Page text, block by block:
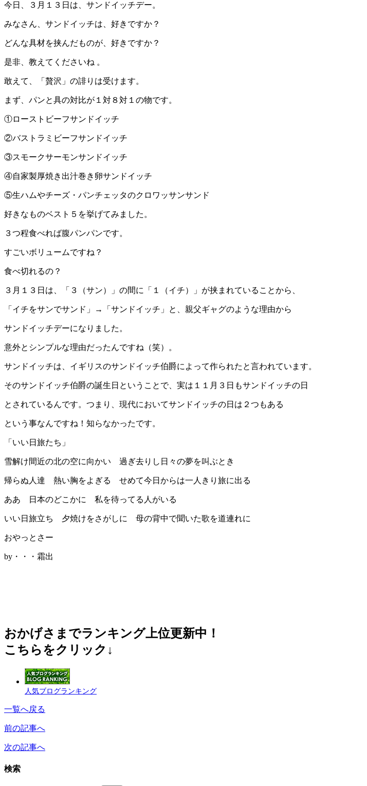
今日、３月１３日は、サンドイッチデー。
みなさん、サンドイッチは、好きですか？
どんな具材を挟んだものが、好きですか？
是非、教えてくださいね 。
敢えて、「贅沢」の誹りは受けます。
まず、パンと具の対比が１対８対１の物です。
①ローストビーフサンドイッチ
②バストラミビーフサンドイッチ
③スモークサーモンサンドイッチ
④自家製厚焼き出汁巻き卵サンドイッチ
⑤生ハムやチーズ・パンチェッタのクロワッサンサンド
好きなものベスト５を挙げてみました。
３つ程食べれば腹パンパンです。
すごいボリュームですね？
食べ切れるの？
３月１３日は、「３（サン）」の間に「１（イチ）」が挟まれていることから、
「イチをサンでサンド」→「サンドイッチ」と、親父ギャグのような理由から
サンドイッチデーになりました。
意外とシンプルな理由だったんですね（笑）。
サンドイッチは、イギリスのサンドイッチ伯爵によって作られたと言われています。
そのサンドイッチ伯爵の誕生日ということで、実は１１月３日もサンドイッチの日
とされているんです。つまり、現代においてサンドイッチの日は２つもある
という事なんですね！知らなかったです。
「いい日旅たち」
雪解け間近の北の空に向かい 過ぎ去りし日々の夢を叫ぶとき
帰らぬ人達 熱い胸をよぎる せめて今日からは一人きり旅に出る
ああ 日本のどこかに 私を待ってる人がいる
いい日旅立ち 夕焼けをさがしに 母の背中で聞いた歌を道連れに
おやっとさー
by・・・霜出
おかげさまでランキング上位更新中！
こちらをクリック↓
人気ブログランキング
一覧へ戻る
前の記事へ
次の記事へ
検索